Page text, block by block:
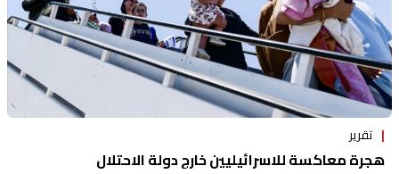
تقرير
هجرة معاكسة للاسرائيليين خارج دولة الاحتلال